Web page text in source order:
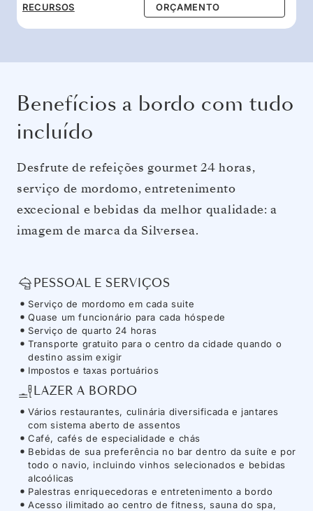
RECURSOS
ORÇAMENTO
Benefícios a bordo com tudo
incluído
Desfrute de refeições gourmet 24 horas,
serviço de mordomo, entretenimento
excecional e bebidas da melhor qualidade: a
imagem de marca da Silversea.
PESSOAL E SERVIÇOS
Serviço de mordomo em cada suite
Quase um funcionário para cada hóspede
Serviço de quarto 24 horas
Transporte gratuito para o centro da cidade quando o
destino assim exigir
Impostos e taxas portuários
LAZER A BORDO
Vários restaurantes, culinária diversificada e jantares
com sistema aberto de assentos
Café, cafés de especialidade e chás
Bebidas de sua preferência no bar dentro da suíte e por
todo o navio, incluindo vinhos selecionados e bebidas
alcoólicas
Palestras enriquecedoras e entretenimento a bordo
Acesso ilimitado ao centro de fitness, sauna do spa,